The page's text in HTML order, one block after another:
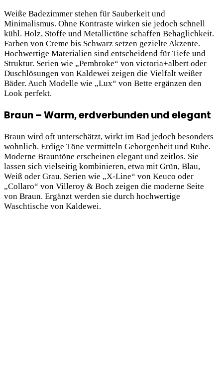
Weiße Badezimmer stehen für Sauberkeit und
Minimalismus. Ohne Kontraste wirken sie jedoch schnell
kühl. Holz, Stoffe und Metallictöne schaffen Behaglichkeit.
Farben von Creme bis Schwarz setzen gezielte Akzente.
Hochwertige Materialien sind entscheidend für Tiefe und
Struktur. Serien wie „Pembroke“ von victoria+albert oder
Duschlösungen von Kaldewei zeigen die Vielfalt weißer
Bäder. Auch Modelle wie „Lux“ von Bette ergänzen den
Look perfekt.
Braun – Warm, erdverbunden und elegant
Braun wird oft unterschätzt, wirkt im Bad jedoch besonders
wohnlich. Erdige Töne vermitteln Geborgenheit und Ruhe.
Moderne Brauntöne erscheinen elegant und zeitlos. Sie
lassen sich vielseitig kombinieren, etwa mit Grün, Blau,
Weiß oder Grau. Serien wie „X-Line“ von Keuco oder
„Collaro“ von Villeroy & Boch zeigen die moderne Seite
von Braun. Ergänzt werden sie durch hochwertige
Waschtische von Kaldewei.